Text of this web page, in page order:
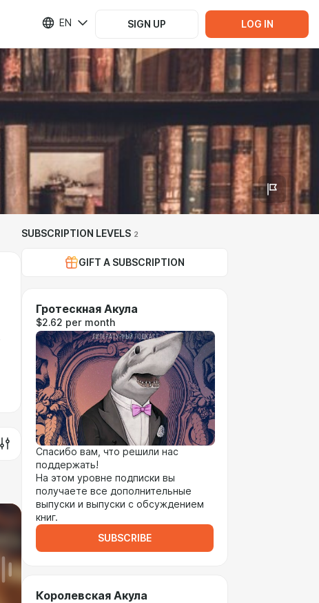
EN SIGN UP LOG IN
SUBSCRIPTION LEVELS 2
GIFT A SUBSCRIPTION
Гротескная Акула
$2.62 per month
Спасибо вам, что решили нас
поддержать!
На этом уровне подписки вы
получаете все дополнительные
выпуски и выпуски с обсуждением
книг.
SUBSCRIBE
Королевская Акула